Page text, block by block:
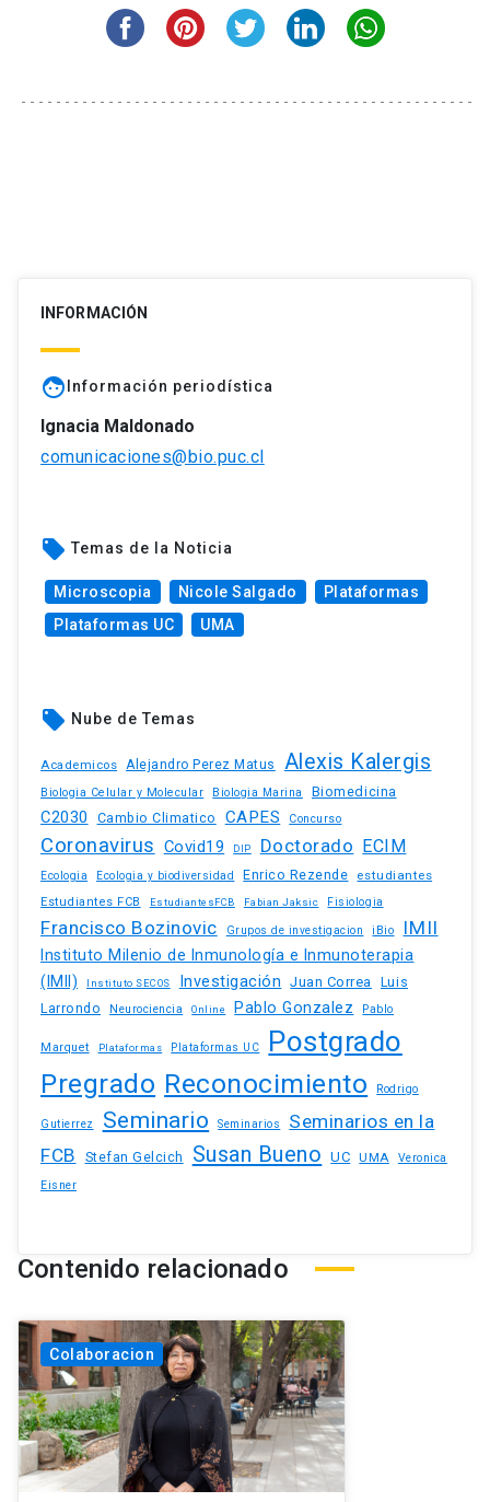
INFORMACIÓN
faceInformación periodística
Ignacia Maldonado
comunicaciones@bio.puc.cl
local_offer Temas de la Noticia
Microscopia Nicole Salgado
Plataformas
Plataformas UC
UMA
local_offer Nube de Temas
Academicos Alejandro Perez Matus Alexis Kalergis
Biologia Celular y Molecular Biologia Marina Biomedicina
C2030 Cambio Climatico CAPES Concurso
Coronavirus Covid19 DIP Doctorado ECIM
Ecologia Ecologia y biodiversidad Enrico Rezende estudiantes
Estudiantes FCB EstudiantesFCB Fabian Jaksic Fisiologia
Francisco Bozinovic Grupos de investigacion iBio IMII
Instituto Milenio de Inmunología e Inmunoterapia
(IMII)
Instituto SECOS Investigación Juan Correa
Luis
Larrondo
Neurociencia Online Pablo Gonzalez Pablo
Marquet Plataformas Plataformas UC Postgrado
Pregrado Reconocimiento Rodrigo
Gutierrez Seminario Seminarios
Seminarios en la
FCB
Stefan Gelcich Susan Bueno UC UMA
Veronica
Eisner
Contenido relacionado
Colaboracion